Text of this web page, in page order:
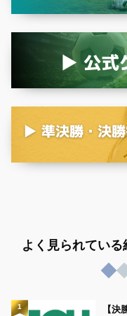
よく見られてい
【
1